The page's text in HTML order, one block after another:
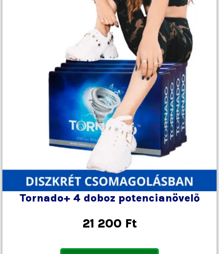
Tornado+ 4 doboz potencianövelő
21 200 Ft